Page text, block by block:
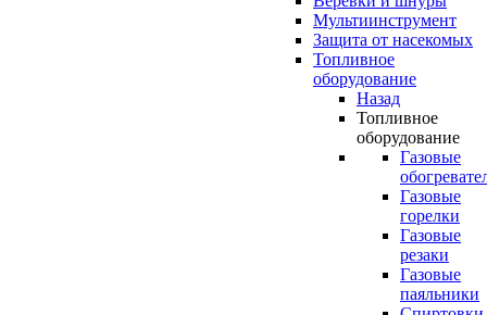
Мультиинструмент
Защита от насекомых
Топливное
оборудование
Назад
Топливное
оборудование
Газовые
Газовые
горелки
Газовые
резаки
Газовые
паяльники